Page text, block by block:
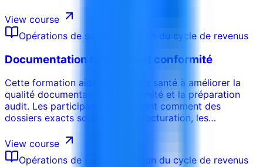
confidentialité, contrôle interne et préparation audit.
View course
Opérations de santé et gestion du cycle de revenus
Documentation médicale et conformité
Cette formation aide les équipes santé à améliorer la
qualité documentaire, la conformité et la préparation
audit. Les participants apprennent comment des
dossiers exacts soutiennent la facturation, les
et la réduction des risques.
View course
Opérations de santé et gestion du cycle de revenus